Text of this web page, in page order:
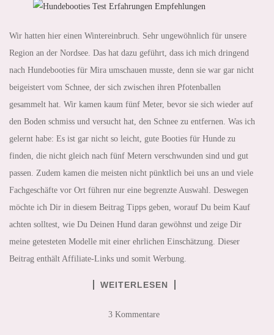
Wir hatten hier einen Wintereinbruch. Sehr ungewöhnlich für unsere
Region an der Nordsee. Das hat dazu geführt, dass ich mich dringend
nach Hundebooties für Mira umschauen musste, denn sie war gar nicht
beigeistert vom Schnee, der sich zwischen ihren Pfotenballen
gesammelt hat. Wir kamen kaum fünf Meter, bevor sie sich wieder auf
den Boden schmiss und versucht hat, den Schnee zu entfernen. Was ich
gelernt habe: Es ist gar nicht so leicht, gute Booties für Hunde zu
finden, die nicht gleich nach fünf Metern verschwunden sind und gut
passen. Zudem kamen die meisten nicht pünktlich bei uns an und viele
Fachgeschäfte vor Ort führen nur eine begrenzte Auswahl. Deswegen
möchte ich Dir in diesem Beitrag Tipps geben, worauf Du beim Kauf
achten solltest, wie Du Deinen Hund daran gewöhnst und zeige Dir
meine getesteten Modelle mit einer ehrlichen Einschätzung. Dieser
Beitrag enthält Affiliate-Links und somit Werbung.
WEITERLESEN
3 Kommentare